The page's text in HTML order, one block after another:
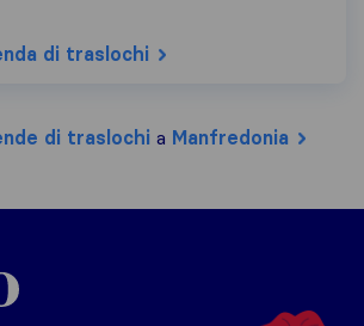
di traslochi
di traslochi a Manfredonia